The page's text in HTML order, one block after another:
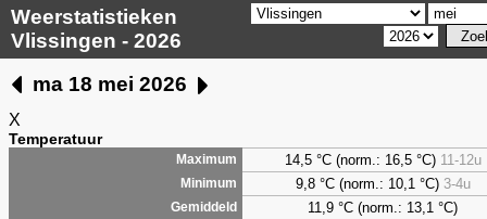
Weerstatistieken
Vlissingen - 2026
ma 18 mei 2026
X
Temperatuur
Maximum 14,5 °C (norm.: 16,5 °C) 11-12u
Minimum 9,8°C (norm.: 10,1 °C) 3-4u
Gemiddeld 11,9 °C (norm.: 13,1 °C)